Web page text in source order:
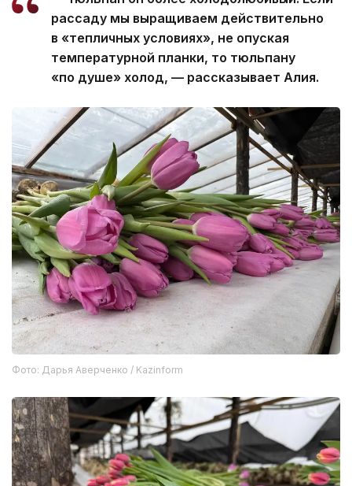
рассаду мы выращиваем действительно
в «тепличных условиях», не опуская
температурной планки, то тюльпану
«по душе» холод, — рассказывает Алия.
Фото: Дарья Аверченко / Kazinform